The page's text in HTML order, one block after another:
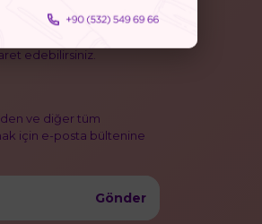
edebilirsiniz.
ve diğer tüm
için e-posta bültenine
Gönder